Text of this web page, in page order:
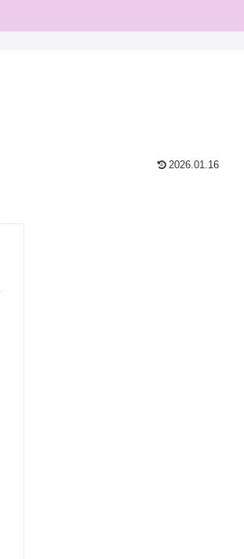
2026.01.16